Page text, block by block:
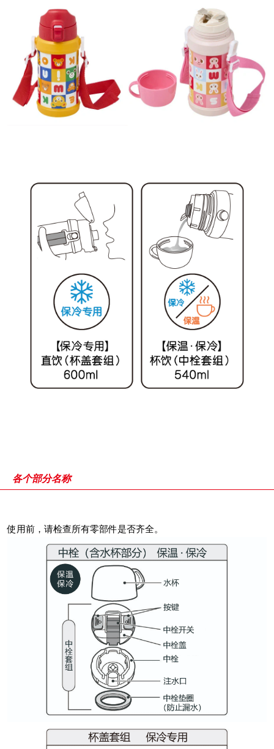
各个部分名称
使用前，请检查所有零部件是否齐全。